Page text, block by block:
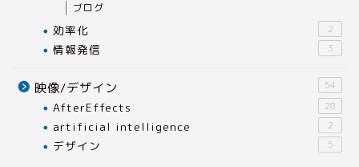
ブログ
効率化 2
情報発信 3
映像/デザイン 54
AfterEffects 28
artificial intelligence 2
デザイン 5